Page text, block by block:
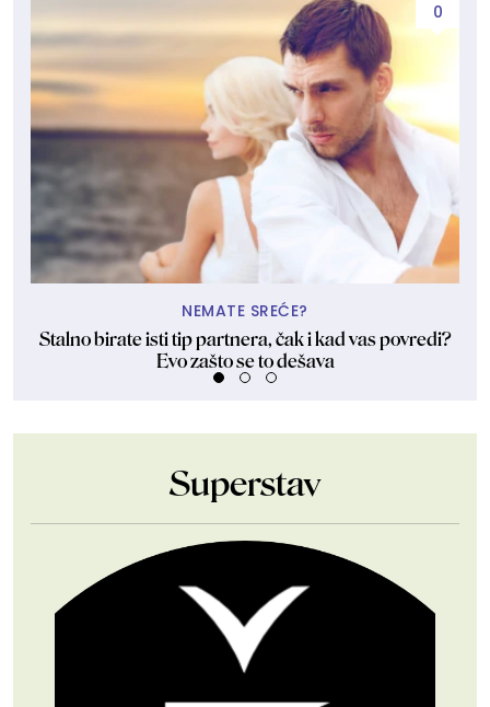
0
NEMATE SREĆE?
Stalno birate isti tip partnera, čak i kad vas povredi?
Evo zašto se to dešava
Superstav